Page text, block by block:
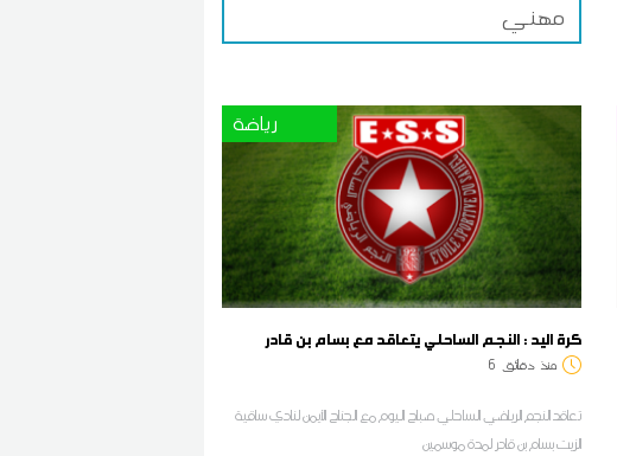
مهني
رياضة
كرة اليد : النجم الساحلي يتعاقد مع بسام بن قادر
منذ دقائق 6
تعاقد النجم الرياضي الساحلي صباح اليوم مع الجناح الأيمن لنادي ساقية
الزيت بسام بن قادر لمدة موسمين